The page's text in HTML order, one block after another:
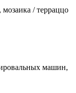
/ терраццо
машин,